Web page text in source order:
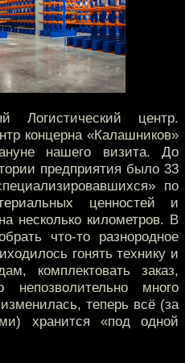
Логистический центр.
концерна «Калашников»
нашего визита. До
предприятия было 33
по
ценностей и
несколько километров. В
что-то разнородное
гонять технику и
комплектовать заказ,
много
теперь всё (за
хранится «под одной